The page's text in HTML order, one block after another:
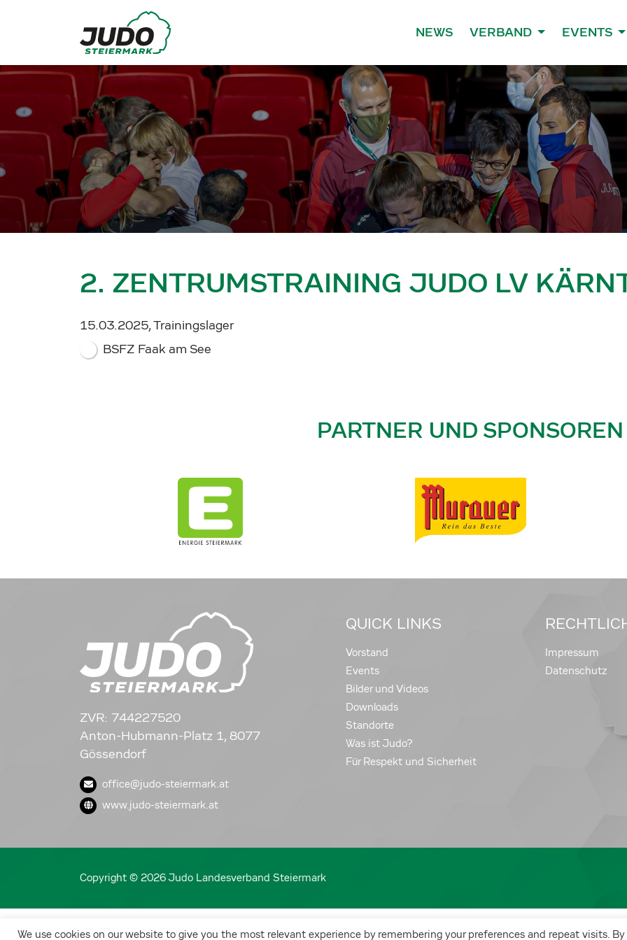
NEWS VERBAND EVENTS
2. ZENTRUMSTRAINING JUDO LV
15.03.2025, Trainingslager
BSFZ Faak am See
We use cookies on our website to give you the most relevant experience by remembering your preferences and repeat visits. By
PARTNER UND SPONSOREN
ZVR: 744227520
Anton-Hubmann-Platz 1, 8077
Gössendorf
office@judo-steiermark.at
www.judo-steiermark.at
QUICK LINKS
Vorstand
Events
Bilder und Videos
Downloads
Standorte
Was ist Judo?
Für Respekt und Sicherheit
Impressum
Datenschutz
Copyright © 2026 Judo Landesverband Steiermark